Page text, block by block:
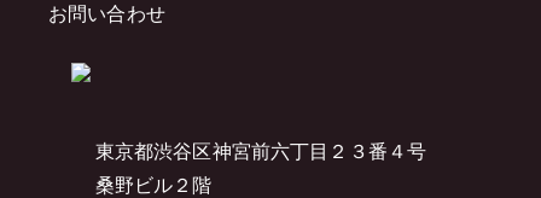
東京都渋谷区神宮前六丁目２３番４号
桑野ビル２階
お問い合わせ